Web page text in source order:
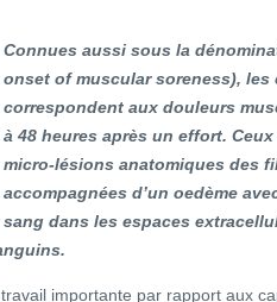
Connues aussi sous la
onset of muscular soreness), les
correspondent aux douleurs
à 48 heures après un effort.
micro-lésions anatomiques des
accompagnées d’un oedème
sang dans les espaces
importante par rapport aux